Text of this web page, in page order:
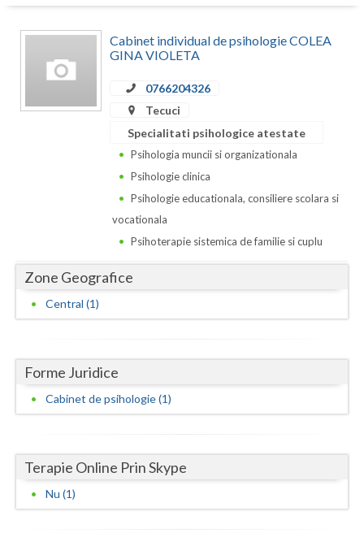
Constanta
Covasna
Gorj
Harghita
Ialomita
Maramures
Mehedinti
Cabinet individual de psihologie COLEA
GINA VIOLETA
0766204326
Tecuci
Specialitati psihologice atestate
Psihologia muncii si organizationala
Psihologie clinica
Psihologie educationala, consiliere scolara si
vocationala
Psihoterapie sistemica de familie si cuplu
Zone Geografice
Central (1)
Forme Juridice
Cabinet de psihologie (1)
Terapie Online Prin Skype
Nu (1)